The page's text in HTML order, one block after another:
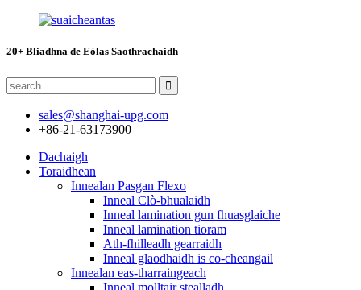
20+ Bliadhna de Eòlas Saothrachaidh
sales@shanghai-upg.com
+86-21-63173900
Dachaigh
Toraidhean
Innealan Pasgan Flexo
Inneal Clò-bhualaidh
Inneal lamination gun fhuasglaiche
Inneal lamination tioram
Ath-fhilleadh gearraidh
Inneal glaodhaidh is co-cheangail
Innealan eas-tharraingeach